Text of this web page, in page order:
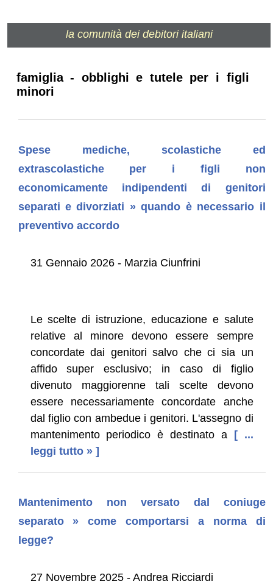
la comunità dei debitori italiani
famiglia - obblighi e tutele per i figli
minori
Spese mediche, scolastiche ed
extrascolastiche per i figli non
economicamente indipendenti di genitori
separati e divorziati » quando è necessario il
preventivo accordo
31 Gennaio 2026 - Marzia Ciunfrini
Le scelte di istruzione, educazione e salute
relative al minore devono essere sempre
concordate dai genitori salvo che ci sia un
affido super esclusivo; in caso di figlio
divenuto maggiorenne tali scelte devono
essere necessariamente concordate anche
dal figlio con ambedue i genitori. L'assegno di
mantenimento periodico è destinato a
[ ...
leggi tutto » ]
Mantenimento non versato dal coniuge
separato » come comportarsi a norma di
legge?
27 Novembre 2025 - Andrea Ricciardi